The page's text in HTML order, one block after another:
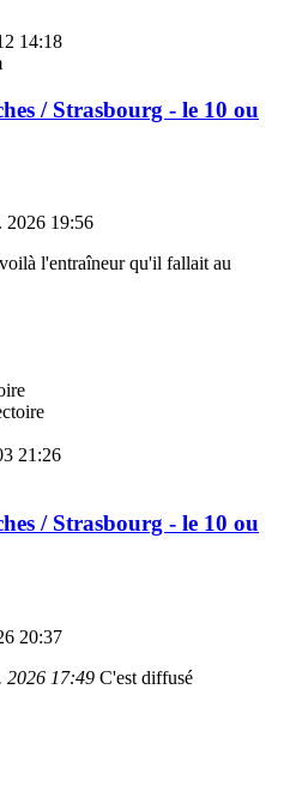
14:18
/ Strasbourg - le 10 ou
2026 19:56
l'entraîneur qu'il fallait au
21:26
/ Strasbourg - le 10 ou
20:37
2026 17:49 C'est diffusé